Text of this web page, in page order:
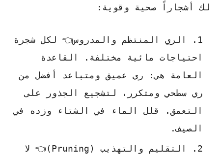
لك أشجاراً صحية وقوية:
الري المنتظم والمدروس👈 لكل شجرة
احتياجات مائية مختلفة. القاعدة
العامة هي: ري عميق ومتباعد أفضل من
ري سطحي ومتكرر، لتشجيع الجذور على
التعمق. قلل الماء في الشتاء وزده في
الصيف.
التقليم والتهذيب (Pruning)👈 لا